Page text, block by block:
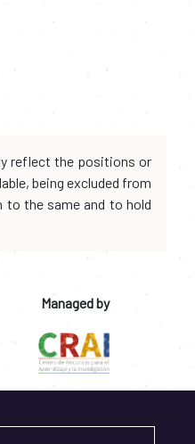
reflect the positions or
being excluded from
to the same and to hold
Managed by